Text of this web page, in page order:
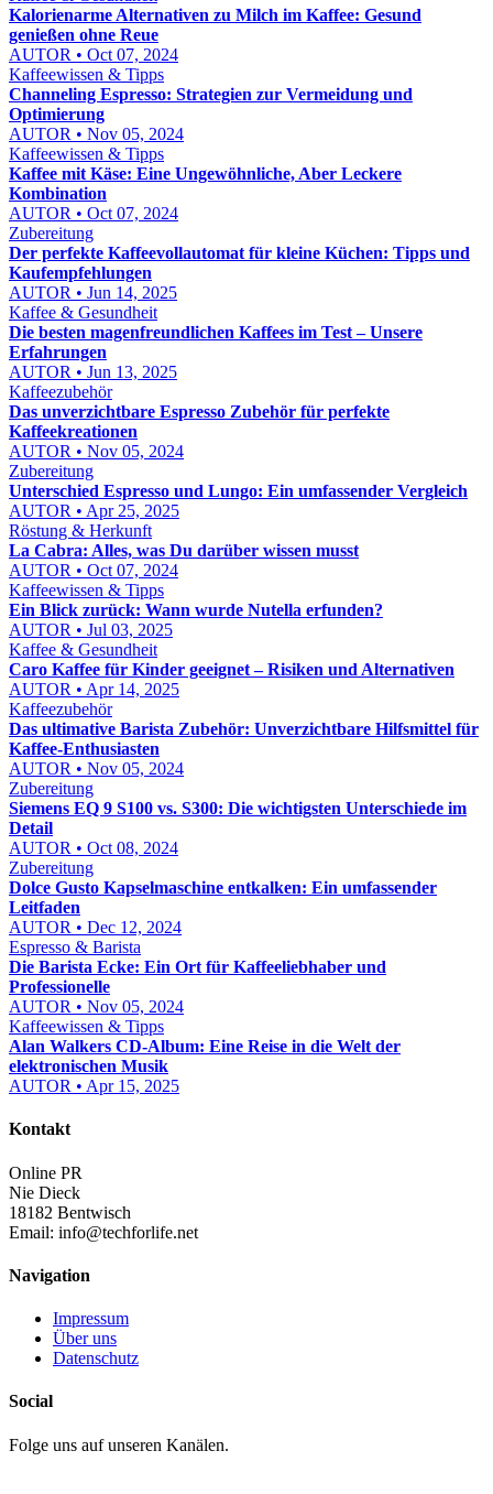
Kalorienarme Alternativen zu Milch im Kaffee: Gesund
genießen ohne Reue
AUTOR • Oct 07, 2024
Kaffeewissen & Tipps
Channeling Espresso: Strategien zur Vermeidung und
Optimierung
AUTOR • Nov 05, 2024
Kaffeewissen & Tipps
Kaffee mit Käse: Eine Ungewöhnliche, Aber Leckere
Kombination
AUTOR • Oct 07, 2024
Zubereitung
Der perfekte Kaffeevollautomat für kleine Küchen: Tipps und
Kaufempfehlungen
AUTOR • Jun 14, 2025
Kaffee & Gesundheit
Die besten magenfreundlichen Kaffees im Test – Unsere
Erfahrungen
AUTOR • Jun 13, 2025
Kaffeezubehör
Das unverzichtbare Espresso Zubehör für perfekte
Kaffeekreationen
AUTOR • Nov 05, 2024
Zubereitung
Unterschied Espresso und Lungo: Ein umfassender Vergleich
AUTOR • Apr 25, 2025
Röstung & Herkunft
La Cabra: Alles, was Du darüber wissen musst
AUTOR • Oct 07, 2024
Kaffeewissen & Tipps
Ein Blick zurück: Wann wurde Nutella erfunden?
AUTOR • Jul 03, 2025
Kaffee & Gesundheit
Caro Kaffee für Kinder geeignet – Risiken und Alternativen
AUTOR • Apr 14, 2025
Kaffeezubehör
Das ultimative Barista Zubehör: Unverzichtbare Hilfsmittel für
Kaffee-Enthusiasten
AUTOR • Nov 05, 2024
Zubereitung
Siemens EQ 9 S100 vs. S300: Die wichtigsten Unterschiede im
Detail
AUTOR • Oct 08, 2024
Zubereitung
Dolce Gusto Kapselmaschine entkalken: Ein umfassender
Leitfaden
AUTOR • Dec 12, 2024
Espresso & Barista
Die Barista Ecke: Ein Ort für Kaffeeliebhaber und
Professionelle
AUTOR • Nov 05, 2024
Kaffeewissen & Tipps
Alan Walkers CD-Album: Eine Reise in die Welt der
elektronischen Musik
AUTOR • Apr 15, 2025
Kontakt
Online PR
Nie Dieck
18182 Bentwisch
Email: info@techforlife.net
Navigation
Impressum
Über uns
Datenschutz
Social
Folge uns auf unseren Kanälen.